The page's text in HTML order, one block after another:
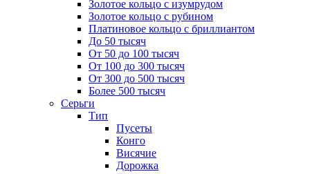
Золотое кольцо с изумрудом
Золотое кольцо с рубином
Платиновое кольцо с бриллиантом
До 50 тысяч
От 50 до 100 тысяч
От 100 до 300 тысяч
От 300 до 500 тысяч
Более 500 тысяч
Серьги
Тип
Пусеты
Конго
Висячие
Дорожка